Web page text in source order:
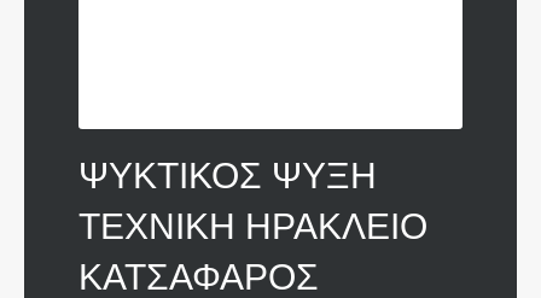
ΨΥΚΤΙΚΟΣ ΨΥΞΗ
ΤΕΧΝΙΚΗ ΗΡΑΚΛΕΙΟ
ΚΑΤΣΑΦΑΡΟΣ